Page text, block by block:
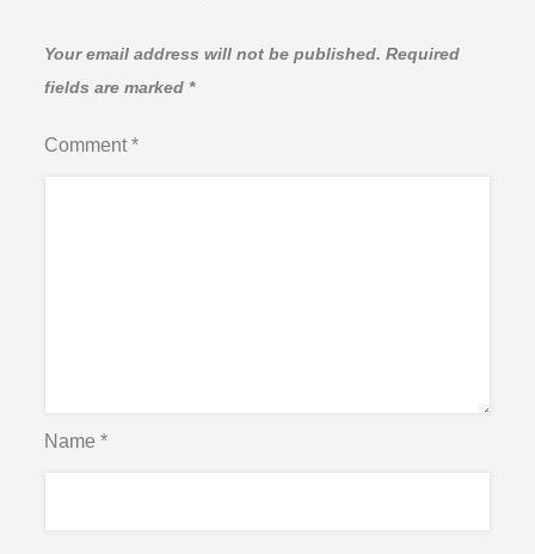
Your email address will not be published. Required
fields are marked *
Comment*
Name*